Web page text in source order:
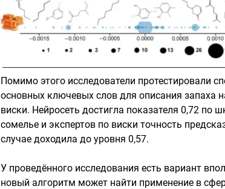
Помимо этого исследователи протестировали
основных ключевых слов для описания запаха
виски. Нейросеть достигла показателя 0,72 по
сомелье и экспертов по виски точность
случае доходила до уровня 0,57.
У проведённого исследования есть вариант
новый алгоритм может найти применение в